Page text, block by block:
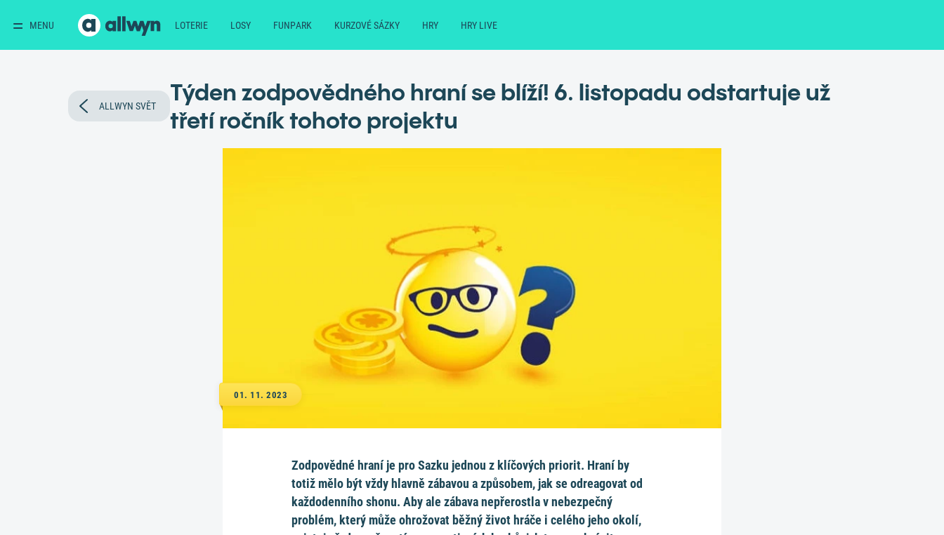
MENU LOTERIE LOSY FUNPARK KURZOVÉ SÁZKY HRY HRY LIVE
ALLWYN SVĚT
Týden zodpovědného hraní se blíží! 6. listopadu odstartuje už
třetí ročník tohoto projektu
01. 11. 2023
Zodpovědné hraní je pro Sazku jednou z klíčových priorit. Hraní by
totiž mělo být vždy hlavně zábavou a způsobem, jak se odreagovat od
každodenního shonu. Aby ale zábava nepřerostla v nebezpečný
problém, který může ohrožovat běžný život hráče i celého jeho okolí,